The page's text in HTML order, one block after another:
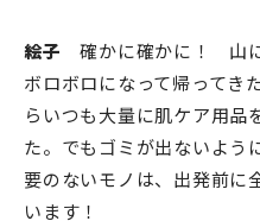
絵子 確かに確かに！ 山
ボロボロになって帰ってき
らいつも大量に肌ケア用品
た。でもゴミが出ないよう
要のないモノは、出発前に
います！